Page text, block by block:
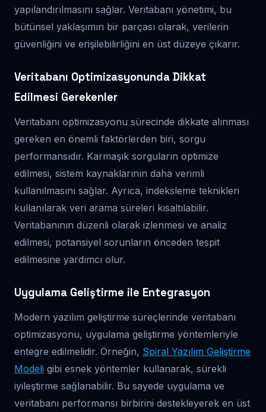
yapılandırılmasını sağlar. Veritabanı yönetimi, bu
bütünsel yaklaşımın bir parçası olarak, verilerin
güvenliğini ve erişilebilirliğini en üst düzeye çıkarır.
Veritabanı Optimizasyonunda Dikkat
Edilmesi Gerekenler
Veritabanı optimizasyonu sürecinde dikkate alınması
gereken en önemli faktörlerden biri, sorgu
performansıdır. Karmaşık sorguların optimize
edilmesi, sistem kaynaklarının daha verimli
kullanılmasını sağlar. Ayrıca, indeksleme teknikleri
kullanılarak veri arama süreleri kısaltılabilir.
Veritabanının düzenli olarak izlenmesi ve analiz
edilmesi, potansiyel sorunların önceden tespit
edilmesine yardımcı olur.
Uygulama Geliştirme ile Entegrasyon
Modern yazılım geliştirme süreçlerinde veritabanı
optimizasyonu, uygulama geliştirme yöntemleriyle
entegre edilmelidir. Örneğin, Spiral Yazılım Geliştirme
Modeli gibi esnek yöntemler kullanarak, sürekli
iyileştirme sağlanabilir. Bu sayede uygulama ve
veritabanı performansı birbirini destekleyerek en üst